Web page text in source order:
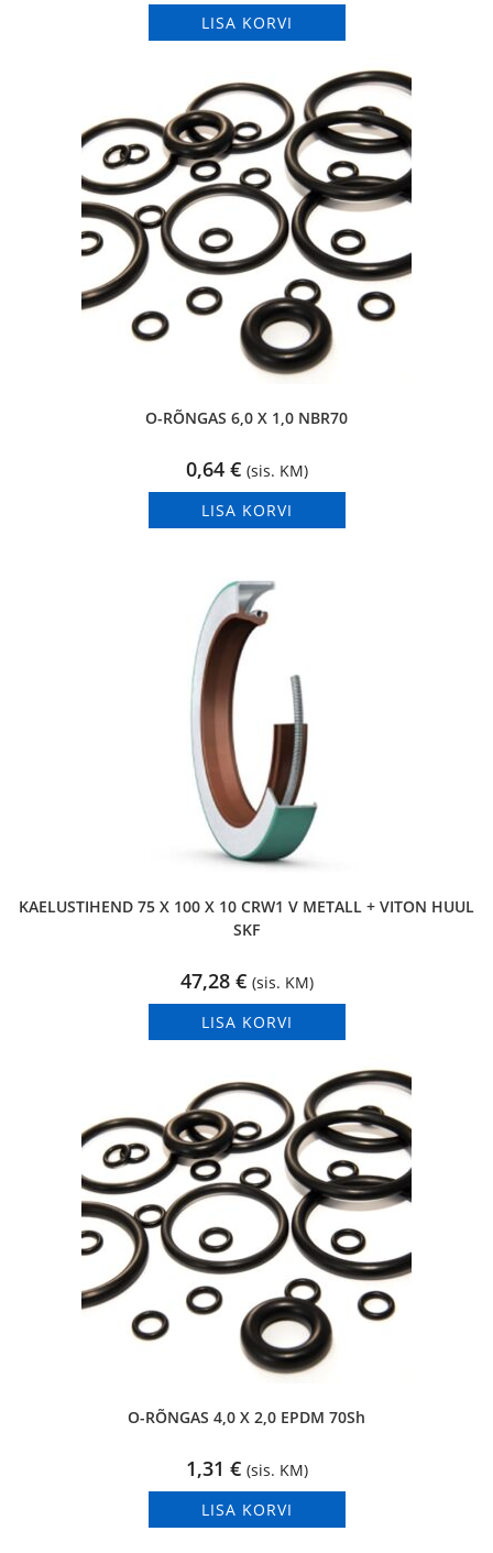
LISA KORVI
O-RÕNGAS 6,0 X 1,0 NBR70
0,64 € (sis. KM)
LISA KORVI
KAELUSTIHEND 75 X 100 X 10 CRW1 V METALL + VITON HUUL
SKF
47,28 € (sis. KM)
LISA KORVI
O-RÕNGAS 4,0 X 2,0 EPDM 70Sh
1,31 € (sis. KM)
LISA KORVI